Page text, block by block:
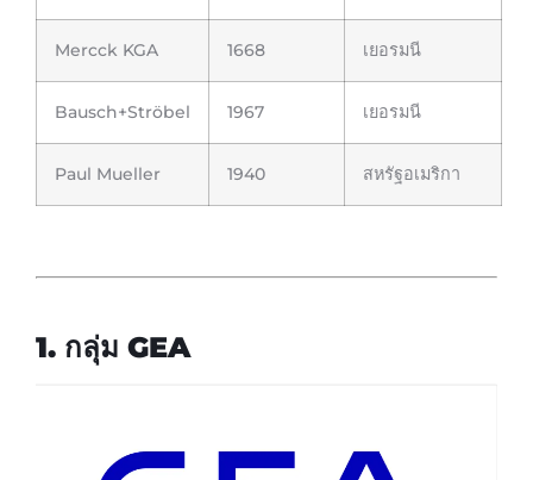
Mercck KGA 1668 เยอรมนี
Bausch+Ströbel 1967 เยอรมนี
Paul Mueller 1940 สหรัฐอเมริกา
1. กลุ่ม GEA